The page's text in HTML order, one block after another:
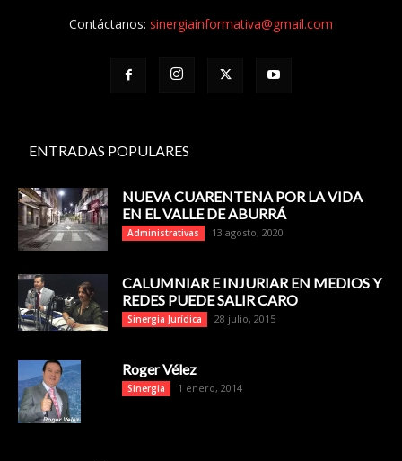
Contáctanos: sinergiainformativa@gmail.com
ENTRADAS POPULARES
NUEVA CUARENTENA POR LA VIDA
EN EL VALLE DE ABURRÁ
Administrativas 13 agosto, 2020
CALUMNIAR E INJURIAR EN MEDIOS Y
REDES PUEDE SALIR CARO
Sinergia Jurídica 28 julio, 2015
Roger Vélez
Sinergia 1 enero, 2014